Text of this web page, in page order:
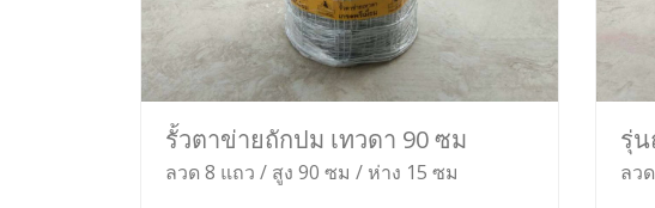
รั้วตาข่ายถักปม เทวดา 90 ซม
ลวด 8 แถว / สูง 90 ซม / ห่าง 15 ซม
รุ่
ลว